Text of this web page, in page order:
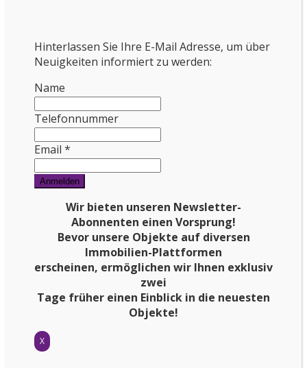
Hinterlassen Sie Ihre E-Mail Adresse, um über
Neuigkeiten informiert zu werden:
Name
Telefonnummer
Email *
Wir bieten unseren Newsletter-
Abonnenten einen Vorsprung!
Bevor unsere Objekte auf diversen
Immobilien-Plattformen
erscheinen, ermöglichen wir Ihnen exklusiv
zwei
Tage früher einen Einblick in die neuesten
Objekte!
X